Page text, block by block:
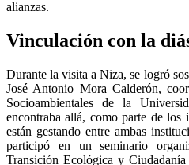
alianzas.
Vinculación con la
Durante la visita a Niza, se logró
José Antonio Mora Calderón,
Socioambientales de la
encontraba allá, como parte de los
están gestando entre ambas
participó en un seminario
Transición Ecológica y